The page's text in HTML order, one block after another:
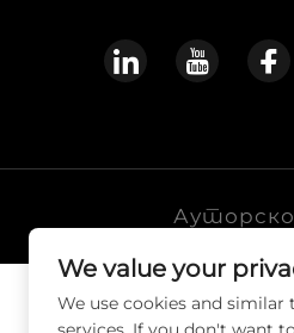
We value your
We use cookies and